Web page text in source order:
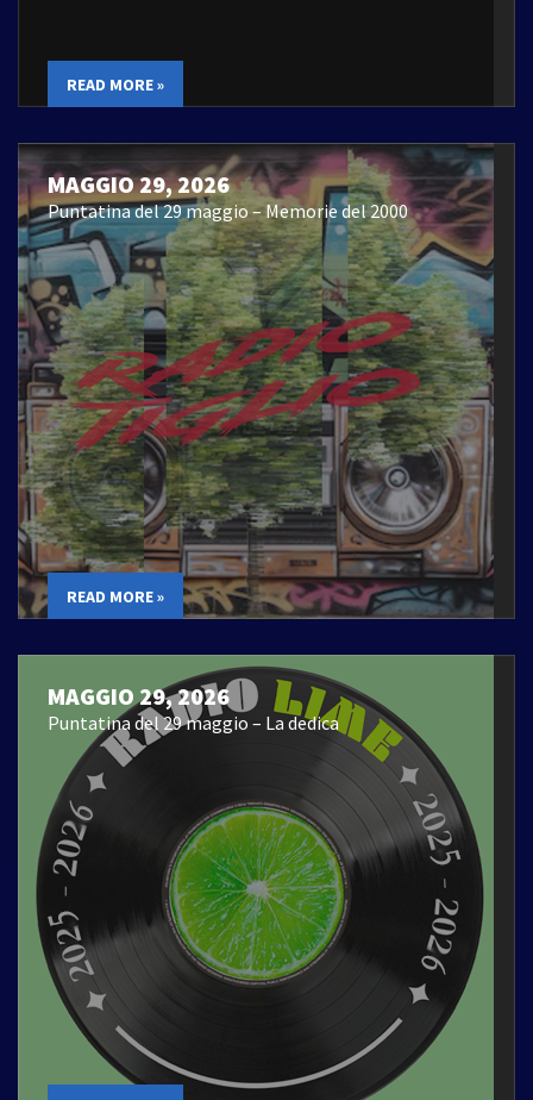
READ MORE »
MAGGIO 29, 2026
Puntatina del 29 maggio – Memorie del 2000
READ MORE »
MAGGIO 29, 2026
Puntatina del 29 maggio – La dedica